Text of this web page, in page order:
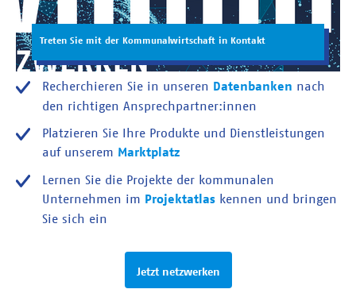
Treten Sie mit der Kommunalwirtschaft in Kontakt
Recherchieren Sie in unseren Datenbanken nach
den richtigen Ansprechpartner:innen
Platzieren Sie Ihre Produkte und Dienstleistungen
auf unserem Marktplatz
Lernen Sie die Projekte der kommunalen
Unternehmen im Projektatlas kennen und bringen
Sie sich ein
Jetzt netzwerken